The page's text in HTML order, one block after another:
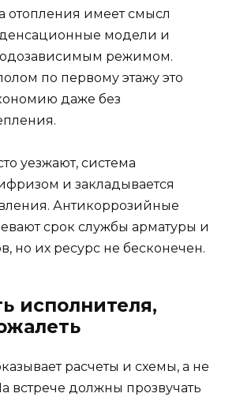
отопления имеет смысл
модели и
режимом.
по первому этажу это
даже без
уезжают, система
и закладывается
Антикоррозийные
срок службы арматуры и
но их ресурс не бесконечен.
исполнителя,
расчеты и схемы, а не
встрече должны прозвучать